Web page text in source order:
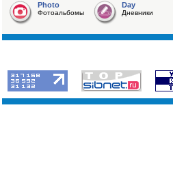
Photo
Фотоальбомы
Day
Дневники